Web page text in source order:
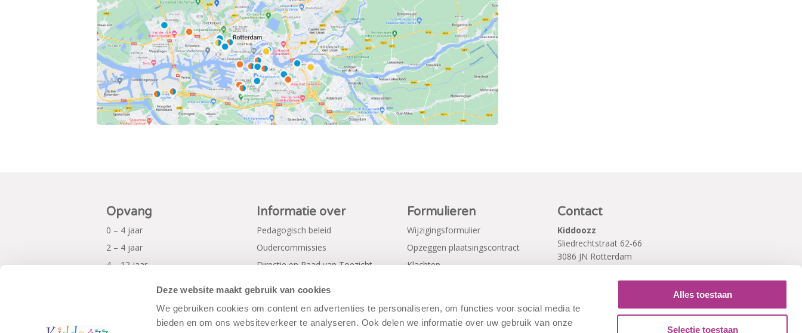
Deze website maakt gebruik van cookies
We gebruiken cookies om content en advertenties te personaliseren, om functies voor social media te
bieden en om ons websiteverkeer te analyseren. Ook delen we informatie over uw gebruik van onze
Alles toestaan
Selectie toestaan
Opvang
0 – 4 jaar
2 – 4 jaar
4 – 12 jaar
Informatie over
Pedagogisch beleid
Oudercommissies
Directie en Raad van Toezicht
Formulieren
Wijzigingsformulier
Opzeggen plaatsingscontract
Klachten
Contact
Kiddoozz
Sliedrechtstraat 62-66
3086 JN Rotterdam